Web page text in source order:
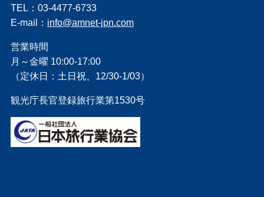
TEL：03-4477-6733
E-mail： info@amnet-jpn.com
営業時間
月～金曜 10:00-17:00
（定休日：土日祝、12/30-1/03）
観光庁長官登録旅行業第1530号